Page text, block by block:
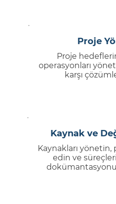
Proje
Proje
operasyonları
karşı
Kaynak ve
Kaynakları
edin ve